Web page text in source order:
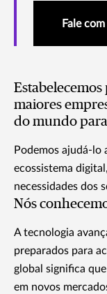
Fale
maiores
do mundo
Podemos ajudá-lo
ecossistema
necessidades dos
Nós
A tecnologia
preparados para
global significa
em novos